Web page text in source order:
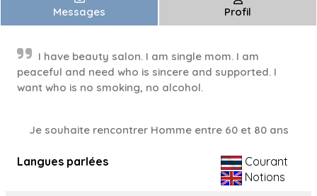
Messages Profil
I have beauty salon. I am single mom. I am
peaceful and need who is sincere and supported. I
want who is no smoking, no alcohol.
Je souhaite rencontrer Homme entre 60 et 80 ans
Langues parlées
Courant
Notions